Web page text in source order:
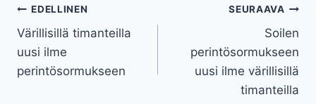
Artikkelien
selaus
EDELLINEN
Värillisillä timanteilla
uusi ilme
perintösormukseen
SEURAAVA
Soilen
perintösormukseen
uusi ilme värillisillä
timanteilla